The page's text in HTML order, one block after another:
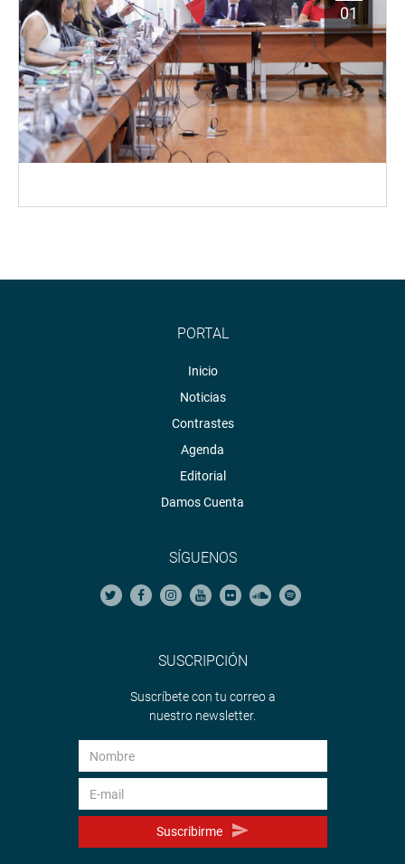
01
PORTAL
Inicio
Noticias
Contrastes
Agenda
Editorial
Damos Cuenta
SÍGUENOS
SUSCRIPCIÓN
Suscríbete con tu correo a
nuestro newsletter.
Suscribirme